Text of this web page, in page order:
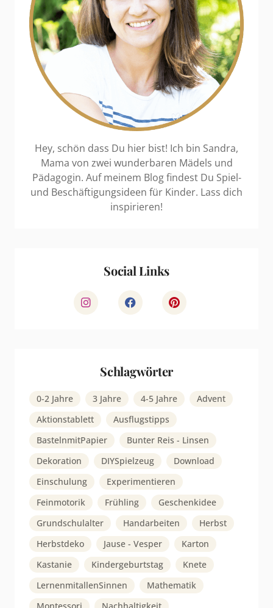
Hey, schön dass Du hier bist! Ich bin Sandra,
Mama von zwei wunderbaren Mädels und
Pädagogin. Auf meinem Blog findest Du Spiel-
und Beschäftigungsideen für Kinder. Lass dich
inspirieren!
Social Links
Schlagwörter
0-2 Jahre 3 Jahre 4-5 Jahre
Advent
Aktionstablett
Ausflugstipps
BastelnmitPapier
Bunter Reis - Linsen
Dekoration
DIYSpielzeug
Download
Einschulung
Experimentieren
Feinmotorik
Frühling
Geschenkidee
Grundschulalter
Handarbeiten
Herbst
Herbstdeko
Jause - Vesper
Karton
Kastanie
Kindergeburtstag
Knete
LernenmitallenSinnen
Mathematik
Montessori
Nachhaltigkeit